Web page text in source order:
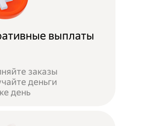
выплаты
заказы
деньги
день